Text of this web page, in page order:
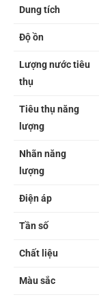
Dung tích
Độ ồn
Lượng nước tiêu
thụ
Tiêu thụ năng
lượng
Nhãn năng
lượng
Điện áp
Tần số
Chất liệu
Màu sắc